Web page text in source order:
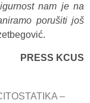
nam je na
porušiti još
PRESS KCUS
–